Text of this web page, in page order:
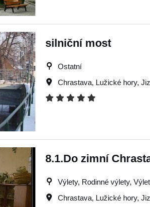
silniční most
Ostatní
Chrastava, Lužické hory,
8.1.Do zimní
Výlety, Rodinné výlety,
Chrastava, Lužické hory,